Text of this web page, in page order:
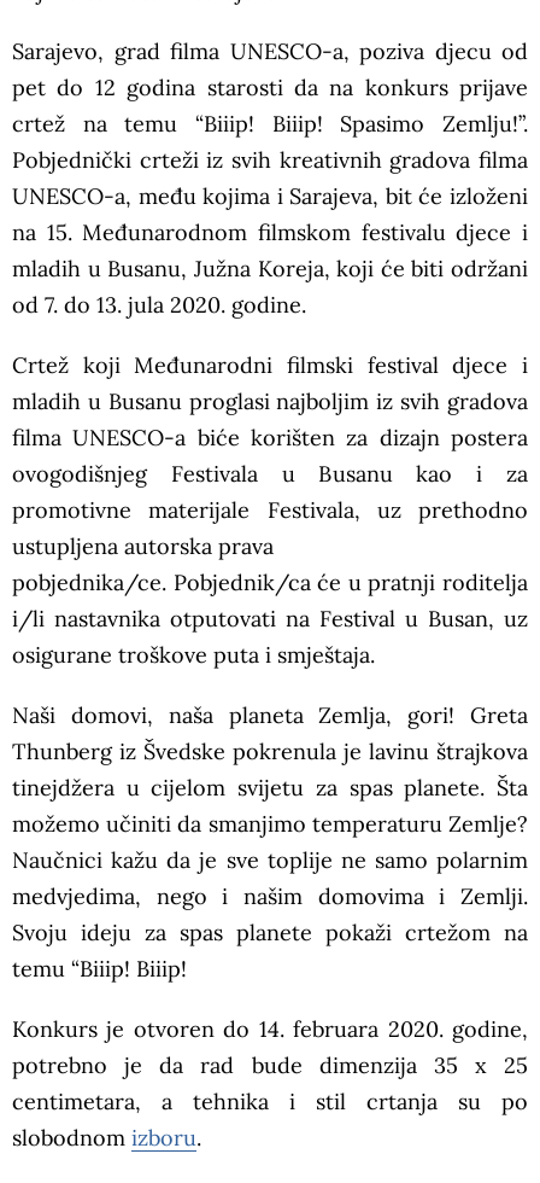
Sarajevo, grad filma UNESCO-a, poziva djecu od
pet do 12 godina starosti da na konkurs prijave
crtež na temu “Biiip! Biiip! Spasimo Zemlju!”.
Pobjednički crteži iz svih kreativnih gradova filma
UNESCO-a, među kojima i Sarajeva, bit će izloženi
na 15. Međunarodnom filmskom festivalu djece i
mladih u Busanu, Južna Koreja, koji će biti održani
od 7. do 13. jula 2020. godine.
Crtež koji Međunarodni filmski festival djece i
mladih u Busanu proglasi najboljim iz svih gradova
filma UNESCO-a biće korišten za dizajn postera
ovogodišnjeg Festivala u Busanu kao i za
promotivne materijale Festivala, uz prethodno
ustupljena autorska prava
pobjednika/ce. Pobjednik/ca će u pratnji roditelja
i/li nastavnika otputovati na Festival u Busan, uz
osigurane troškove puta i smještaja.
Naši domovi, naša planeta Zemlja, gori! Greta
Thunberg iz Švedske pokrenula je lavinu štrajkova
tinejdžera u cijelom svijetu za spas planete. Šta
možemo učiniti da smanjimo temperaturu Zemlje?
Naučnici kažu da je sve toplije ne samo polarnim
medvjedima, nego i našim domovima i Zemlji.
Svoju ideju za spas planete pokaži crtežom na
temu “Biiip! Biiip!
Konkurs je otvoren do 14. februara 2020. godine,
potrebno je da rad bude dimenzija 35 x 25
centimetara, a tehnika i stil crtanja su po
slobodnom izboru.